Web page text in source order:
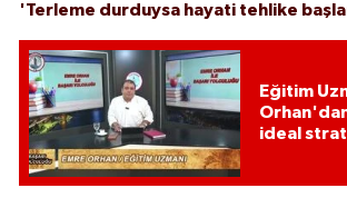
'Terleme durduysa hayati tehlike
Eğitim
ideal